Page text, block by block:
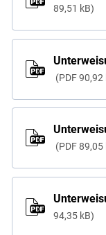
89,51 kB
PDF 90,92
PDF 89,05
94,35 kB